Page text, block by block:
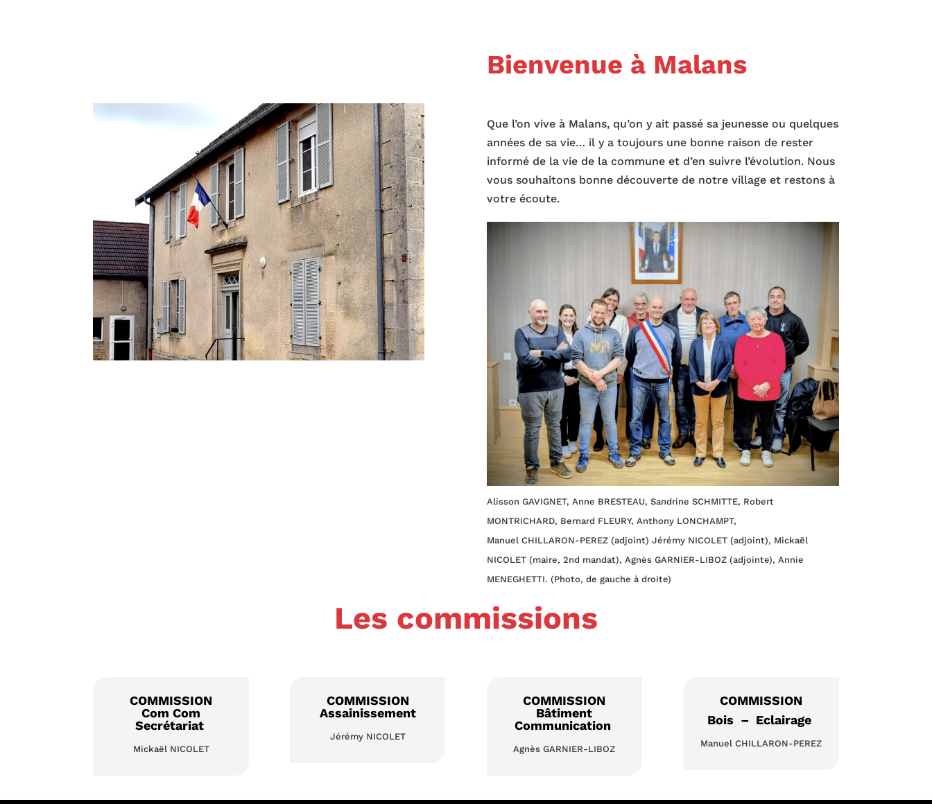
Bienvenue à Malans
Que l’on vive à Malans, qu’on y ait passé sa jeunesse ou quelques
années de sa vie… il y a toujours une bonne raison de rester
informé de la vie de la commune et d’en suivre l’évolution. Nous
vous souhaitons bonne découverte de notre village et restons à
votre écoute.
Alisson GAVIGNET, Anne BRESTEAU, Sandrine SCHMITTE, Robert
MONTRICHARD, Bernard FLEURY, Anthony LONCHAMPT,
Manuel CHILLARON-PEREZ (adjoint) Jérémy NICOLET (adjoint), Mickaël
NICOLET (maire, 2nd mandat), Agnès GARNIER-LIBOZ (adjointe), Annie
MENEGHETTI. (Photo, de gauche à droite)
Les commissions
COMMISSION
Com Com
Secrétariat
Mickaël NICOLET
COMMISSION
Assainissement
Jérémy NICOLET
COMMISSION
Bâtiment
Communication
Agnès GARNIER-LIBOZ
COMMISSION
Bois – Eclairage
Manuel CHILLARON-PEREZ